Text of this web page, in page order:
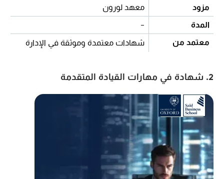
مزود
معهد لورون
المدة
-
معتمد من
شهادات معتمدة وموثقة في الإدارة
2. شهادة في مهارات القيادة المتقدمة